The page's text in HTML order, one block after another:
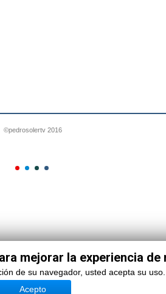
mejorar la experiencia de
de su navegador, usted acepta su uso.
Acepto
©pedrosolertv 2016